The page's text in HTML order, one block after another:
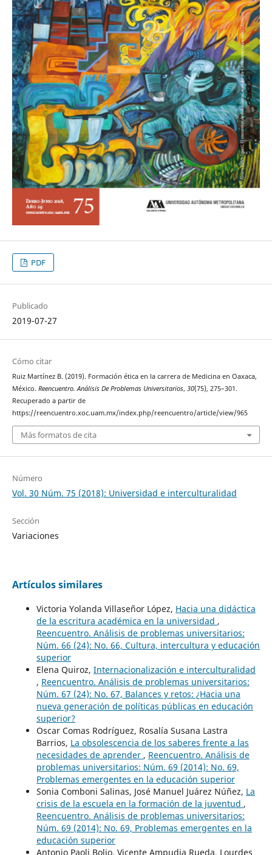
PDF
Publicado
2019-07-27
Cómo citar
Ruiz Martínez B. (2019). Formación ética en la carrera de Medicina en Oaxaca,
México. Reencuentro. Análisis De Problemas Universitarios, 30(75), 275–301.
Recuperado a partir de
https://reencuentro.xoc.uam.mx/index.php/reencuentro/article/view/965
Más formatos de cita
Número
Vol. 30 Núm. 75 (2018): Universidad e interculturalidad
Sección
Variaciones
Artículos similares
Victoria Yolanda Villaseñor López, Hacia una didáctica
de la escritura académica en la universidad ,
Reencuentro. Análisis de problemas universitarios:
Núm. 66 (24): No. 66, Cultura, intercultura y educación
superior
Elena Quiroz, Internacionalización e interculturalidad
, Reencuentro. Análisis de problemas universitarios:
Núm. 67 (24): No. 67, Balances y retos: ¿Hacia una
nueva generación de políticas públicas en educación
superior?
Oscar Comas Rodríguez, Rosalía Susana Lastra
Barrios, La obsolescencia de los saberes frente a las
necesidades de aprender , Reencuentro. Análisis de
problemas universitarios: Núm. 69 (2014): No. 69,
Problemas emergentes en la educación superior
Sonia Comboni Salinas, José Manuel Juárez Núñez, La
crisis de la escuela en la formación de la juventud ,
Reencuentro. Análisis de problemas universitarios:
Núm. 69 (2014): No. 69, Problemas emergentes en la
educación superior
Antonio Paoli Bolio, Vicente Ampudia Rueda, Lourdes